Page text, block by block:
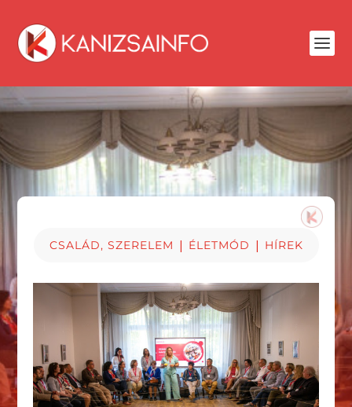
CSALÁD, SZERELEM | ÉLETMÓD | HÍREK